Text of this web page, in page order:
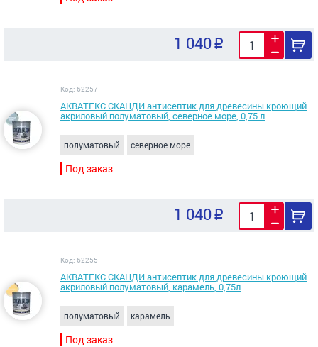
1 040
Код: 62257
АКВАТЕКС СКАНДИ антисептик для древесины кроющий
акриловый полуматовый, северное море, 0,75 л
полуматовый северное море
Под заказ
1 040
Код: 62255
АКВАТЕКС СКАНДИ антисептик для древесины кроющий
акриловый полуматовый, карамель, 0,75л
полуматовый карамель
Под заказ